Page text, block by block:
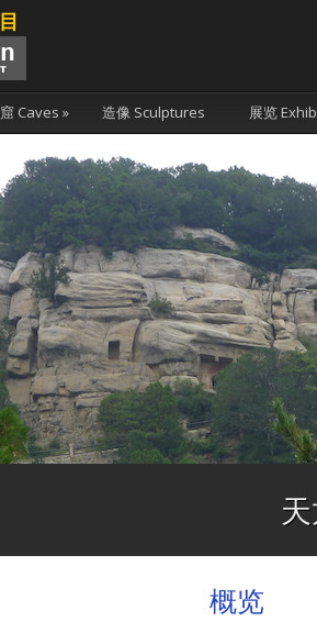
Caves » 造像 Sculptures 展览
概览